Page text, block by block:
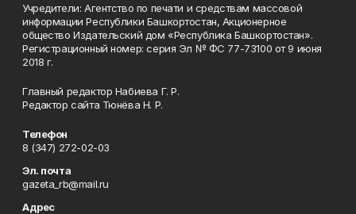
Учредители: Агентство по печати и средствам массовой
информации Республики Башкортостан, Акционерное
общество Издательский дом «Республика Башкортостан».
Регистрационный номер: серия Эл № ФС 77-73100 от 9 июня
2018 г.
Главный редактор Набиева Г. Р.
Редактор сайта Тюнёва Н. Р.
Телефон
8 (347) 272-02-03
Эл. почта
gazeta_rb@mail.ru
Адрес